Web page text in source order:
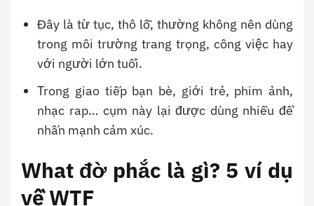
Đây là từ tục, thô lỗ, thường không nên dùng
trong môi trường trang trọng, công việc hay
với người lớn tuổi.
Trong giao tiếp bạn bè, giới trẻ, phim ảnh,
nhạc rap… cụm này lại được dùng nhiều để
nhấn mạnh cảm xúc.
What đờ phắc là gì? 5 ví dụ
về WTF